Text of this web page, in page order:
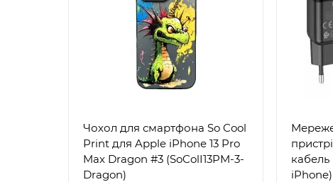
Чохол для смартфона So Cool
Print для Apple iPhone 13 Pro
Max Dragon #3 (SoColI13PM-3-
Dragon)